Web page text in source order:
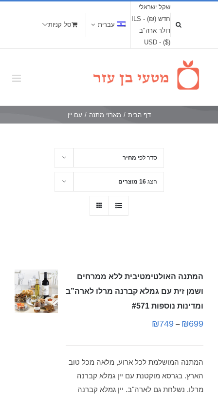
שקל ישראלי
חדש (₪) - ILS
דולר ארה"ב
($) - USD
עברית סל קניות
דף הבית / מארזי מתנה / עם יין
סדר לפי מחיר
הצג16 מוצרים
המתנה האולטימטיבית ללא ממרחים
ושמן זית עם גמלא קברנה מרלו לארה”ב
ומדינות נוספות #571
₪699
–
₪749
המתנה המושלמת לכל ארוע, מלאה מכל טוב
הארץ. בגרסא מוקטנת עם יין גמלא קברנה
מרלו. נשלחת גם לארה"ב. יין גמלא קברנה